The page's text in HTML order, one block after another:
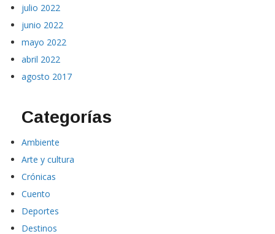
julio 2022
junio 2022
mayo 2022
abril 2022
agosto 2017
Categorías
Ambiente
Arte y cultura
Crónicas
Cuento
Deportes
Destinos